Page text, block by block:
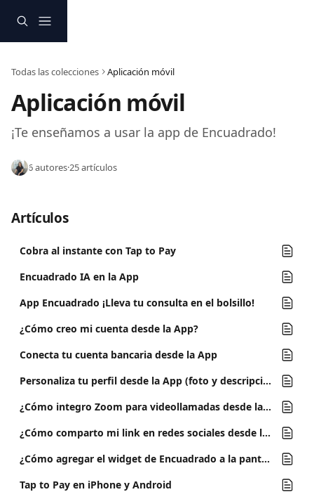
Todas las colecciones Aplicación móvil
Aplicación móvil
¡Te enseñamos a usar la app de Encuadrado!
6 autores·25 artículos
Artículos
Cobra al instante con Tap to Pay
Encuadrado IA en la App
App Encuadrado ¡Lleva tu consulta en el bolsillo!
¿Cómo creo mi cuenta desde la App?
Conecta tu cuenta bancaria desde la App
Personaliza tu perfil desde la App (foto y descripción)
¿Cómo integro Zoom para videollamadas desde la App?
¿Cómo comparto mi link en redes sociales desde la App?
¿Cómo agregar el widget de Encuadrado a la pantalla principal de tu celular (iPhone o Android)?
Tap to Pay en iPhone y Android